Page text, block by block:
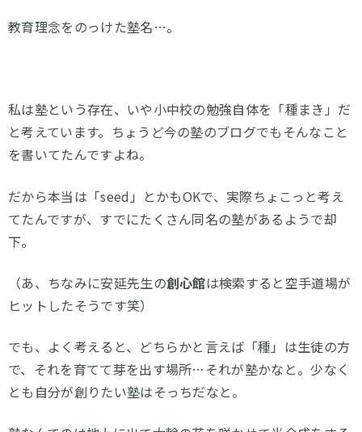
教育理念をのっけた塾名…。
私は塾という存在、いや小中校の勉強自体を「種まき」だ
と考えています。ちょうど今の塾のブログでもそんなこと
を書いてたんですよね。
だから本当は「seed」とかもOKで、実際ちょこっと考え
てたんですが、すでにたくさん同名の塾があるようで却
下。
（あ、ちなみに安延先生の創心館は検索すると空手道場が
ヒットしたそうです笑）
でも、よく考えると、どちらかと言えば「種」は生徒の方
で、それを育てて芽を出す場所…それが塾かなと。少なく
とも自分が創りたい塾はそっちだなと。